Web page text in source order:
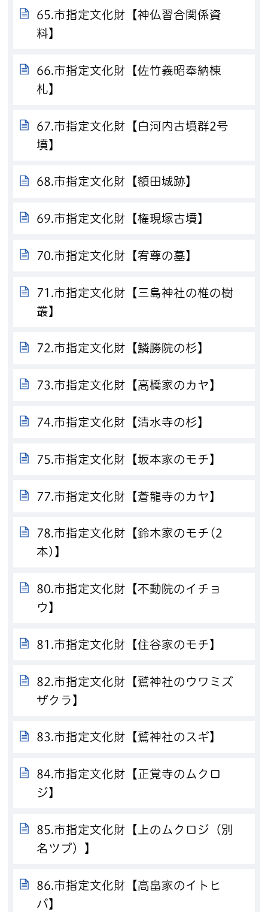
65.市指定文化財【神仏習合関係資
料】
66.市指定文化財【佐竹義昭奉納棟
札】
67.市指定文化財【白河内古墳群2号
墳】
68.市指定文化財【額田城跡】
69.市指定文化財【権現塚古墳】
70.市指定文化財【宥尊の墓】
71.市指定文化財【三島神社の椎の樹
叢】
72.市指定文化財【鱗勝院の杉】
73.市指定文化財【高橋家のカヤ】
74.市指定文化財【清水寺の杉】
75.市指定文化財【坂本家のモチ】
77.市指定文化財【蒼龍寺のカヤ】
78.市指定文化財【鈴木家のモチ(2
本)】
80.市指定文化財【不動院のイチョ
ウ】
81.市指定文化財【住谷家のモチ】
82.市指定文化財【鷲神社のウワミズ
ザクラ】
83.市指定文化財【鷲神社のスギ】
84.市指定文化財【正覚寺のムクロ
ジ】
85.市指定文化財【上のムクロジ（別
名ツブ）】
86.市指定文化財【高畠家のイトヒ
バ】